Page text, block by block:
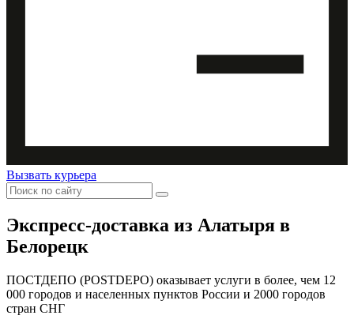
Вызвать курьера
Экспресс-доставка из Алатыря в
Белорецк
ПОСТДЕПО (POSTDEPO) оказывает услуги в более, чем 12
000 городов и населенных пунктов России и 2000 городов
стран СНГ